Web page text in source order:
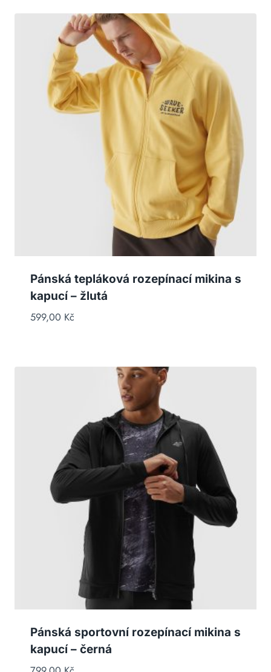
Pánská tepláková rozepínací mikina s
kapucí – žlutá
599,00 Kč
Pánská sportovní rozepínací mikina s
kapucí – černá